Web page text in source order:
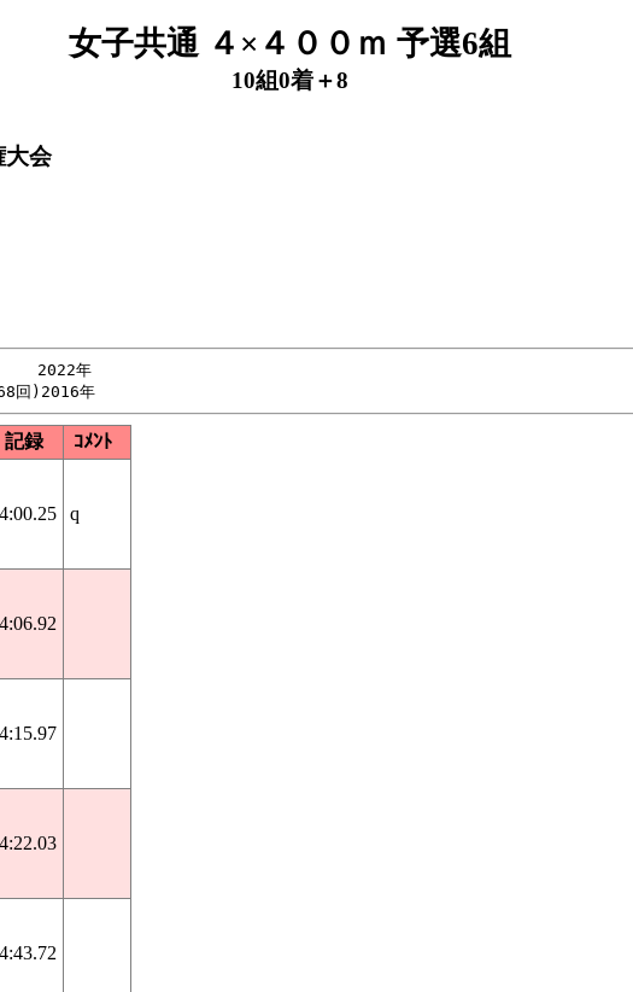
女子共通 ４×４００ｍ 予選6組
10組0着＋8
大会
2022年
記録 ｺﾒﾝﾄ
4:00.25 q
4:06.92
4:15.97
4:22.03
4:43.72